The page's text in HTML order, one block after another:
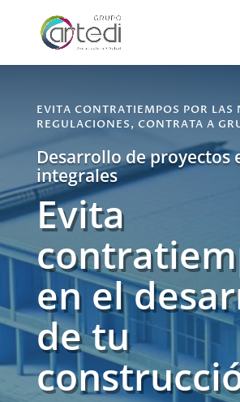
EVITA CONTRATIEMPOS POR LAS
REGULACIONES, CONTRATA A
Desarrollo de proyectos
integrales
Evita
en el
de tu